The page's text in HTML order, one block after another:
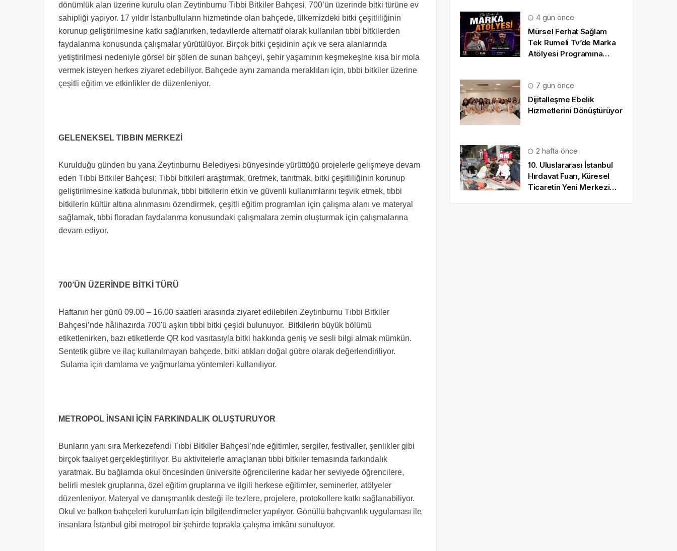
dönümlük alan üzerine kurulu olan Zeytinburnu Tıbbi Bitkiler Bahçesi, 700’ün üzerinde bitki türüne ev
sahipliği yapıyor. 17 yıldır İstanbulluların hizmetinde olan bahçede, ülkemizdeki bitki çeşitliliğinin
korunup geliştirilmesine katkı sağlanırken, tedavilerde alternatif olarak kullanılan tıbbi bitkilerden
faydalanma konusunda çalışmalar yürütülüyor. Birçok bitki çeşidinin açık ve sera alanlarında
yetiştirilmesi nedeniyle görsel bir şölen de sunan bahçeyi, şehir yaşamının keşmekeşine kısa bir mola
vermek isteyen herkes ziyaret edebiliyor. Bahçede aynı zamanda meraklıları için, tıbbi bitkiler üzerine
çeşitli eğitim ve etkinlikler de düzenleniyor.
GELENEKSEL TIBBIN MERKEZİ
Kurulduğu günden bu yana Zeytinburnu Belediyesi bünyesinde yürüttüğü projelerle gelişmeye devam
eden Tıbbi Bitkiler Bahçesi; Tıbbi bitkileri araştırmak, üretmek, tanıtmak, bitki çeşitliliğinin korunup
geliştirilmesine katkıda bulunmak, tıbbi bitkilerin etkin ve güvenli kullanımlarını teşvik etmek, tıbbi
bitkilerin kültür altına alınmasını özendirmek, çeşitli eğitim programları için çalışma alanı ve materyal
sağlamak, tıbbi floradan faydalanma konusundaki çalışmalara zemin oluşturmak için çalışmalarına
devam ediyor.
700’ÜN ÜZERİNDE BİTKİ TÜRÜ
Haftanın her günü 09.00 – 16.00 saatleri arasında ziyaret edilebilen Zeytinburnu Tıbbi Bitkiler
Bahçesi’nde hâlihazırda 700'ü aşkın tıbbi bitki çeşidi bulunuyor. Bitkilerin büyük bölümü
etiketlenirken, bazı etiketlerde QR kod vasıtasıyla bitki hakkında geniş ve sesli bilgi almak mümkün.
Sentetik gübre ve ilaç kullanılmayan bahçede, bitki atıkları doğal gübre olarak değerlendiriliyor.
Sulama için damlama ve yağmurlama yöntemleri kullanılıyor.
METROPOL İNSANI İÇİN FARKINDALIK OLUŞTURUYOR
Bunların yanı sıra Merkezefendi Tıbbi Bitkiler Bahçesi’nde eğitimler, sergiler, festivaller, şenlikler gibi
birçok faaliyet gerçekleştiriliyor. Bu aktivitelerle amaçlanan tıbbi bitkiler temasında farkındalık
yaratmak. Bu bağlamda okul öncesinden üniversite öğrencilerine kadar her seviyede öğrencilere,
belirli meslek gruplarına, özel eğitim gruplarına ve ilgili herkese eğitimler, seminerler, atölyeler
düzenleniyor. Materyal ve danışmanlık desteği ile tezlere, projelere, protokollere katkı sağlanabiliyor.
Okul ve balkon bahçeleri kurulumları için bilgilendirmeler yapılıyor. Gönüllü bahçıvanlık uygulaması ile
insanlara İstanbul gibi metropol bir şehirde toprakla çalışma imkânı sunuluyor.
4 gün önce
Mürsel Ferhat Sağlam
Tek Rumeli Tv’de Marka
Atölyesi Programına
7 gün önce
Dijitalleşme Ebelik
Hizmetlerini Dönüştürüyor
2 hafta önce
10. Uluslararası İstanbul
Hırdavat Fuarı, Küresel
Ticaretin Yeni Merkezi